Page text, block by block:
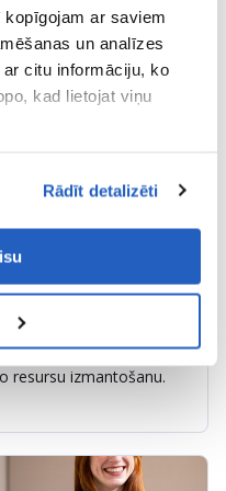
ar saviem
un analīzes
citu informāciju, ko
kad lietojat viņu
Rādīt detalizēti
darbības virzieniem un
ieviešana:
vietas un bioloģisko
aktivitātes,
samazinot un
un ieguldot
resursu izmantošanu.